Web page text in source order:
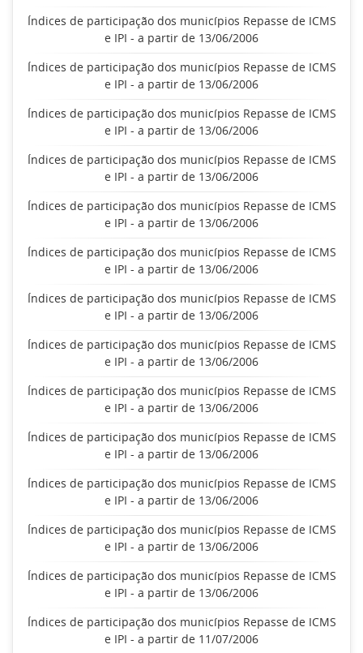
Índices de participação dos municípios Repasse de ICMS
e IPI - a partir de 13/06/2006
Índices de participação dos municípios Repasse de ICMS
e IPI - a partir de 13/06/2006
Índices de participação dos municípios Repasse de ICMS
e IPI - a partir de 13/06/2006
Índices de participação dos municípios Repasse de ICMS
e IPI - a partir de 13/06/2006
Índices de participação dos municípios Repasse de ICMS
e IPI - a partir de 13/06/2006
Índices de participação dos municípios Repasse de ICMS
e IPI - a partir de 13/06/2006
Índices de participação dos municípios Repasse de ICMS
e IPI - a partir de 13/06/2006
Índices de participação dos municípios Repasse de ICMS
e IPI - a partir de 13/06/2006
Índices de participação dos municípios Repasse de ICMS
e IPI - a partir de 13/06/2006
Índices de participação dos municípios Repasse de ICMS
e IPI - a partir de 13/06/2006
Índices de participação dos municípios Repasse de ICMS
e IPI - a partir de 13/06/2006
Índices de participação dos municípios Repasse de ICMS
e IPI - a partir de 13/06/2006
Índices de participação dos municípios Repasse de ICMS
e IPI - a partir de 13/06/2006
Índices de participação dos municípios Repasse de ICMS
e IPI - a partir de 11/07/2006